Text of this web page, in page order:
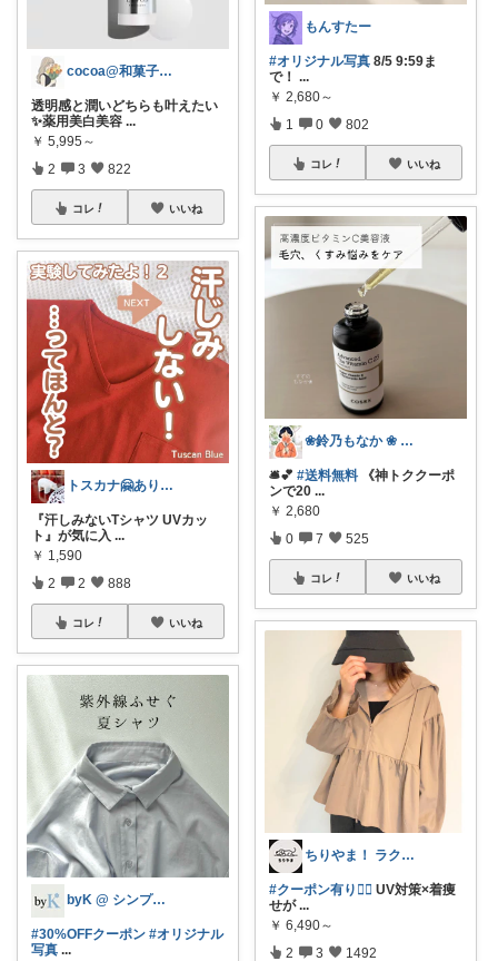
cocoa@和菓子大好き
透明感と潤いどちらも叶えたい
✨薬用美白美容 ...
￥ 5,995～
2 3 822
コレ いいね
トスカナ🤗ありがとうございます💕
『汗しみないTシャツ UVカッ
ト』が気に入 ...
￥ 1,590
2 2 888
コレ いいね
byK @ シンプル好き
#30%OFFクーポン #オリジナル
写真 ...
もんすたー
#オリジナル写真 8/5 9:59ま
で！ ...
￥ 2,680～
1 0 802
コレ いいね
❀鈴乃もなか ❀ 穏やかさを大切に
🛎️💕 #送料無料 《神トククーポ
ンで20 ...
￥ 2,680
0 7 525
コレ いいね
ちりやま！ ラク×便利グッズ🫧
#クーポン有り❤️‍🔥 UV対策×着痩
せが ...
￥ 6,490～
2 3 1492